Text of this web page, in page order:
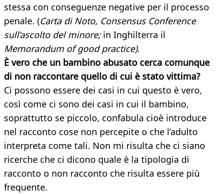
stessa con conseguenze negative per il processo
penale. (Carta di Noto, Consensus Conference
sull’ascolto del minore;in Inghilterra il
Memorandum of good practice).
È vero che un bambino abusato cerca comunque
di non raccontare quello di cui è stato vittima?
Ci possono essere dei casi in cui questo è vero,
così come ci sono dei casi in cui il bambino,
soprattutto se piccolo, confabula cioè introduce
nel racconto cose non percepite o che l’adulto
interpreta come tali. Non mi risulta che ci siano
ricerche che ci dicono quale è la tipologia di
racconto o non racconto che risulta essere più
frequente.